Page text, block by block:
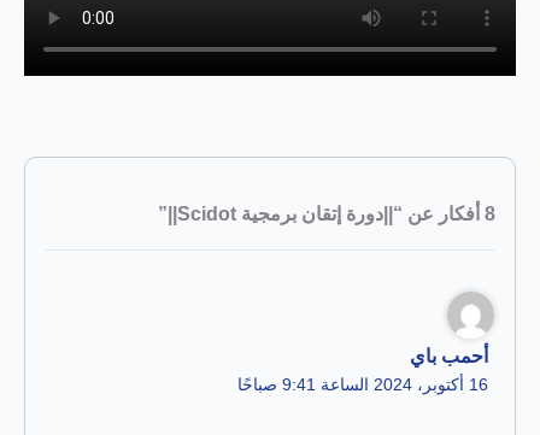
8 أفكار عن “||دورة إتقان برمجية Scidot||”
أحمب باي
16 أكتوبر، 2024 الساعة 9:41 صباحًا